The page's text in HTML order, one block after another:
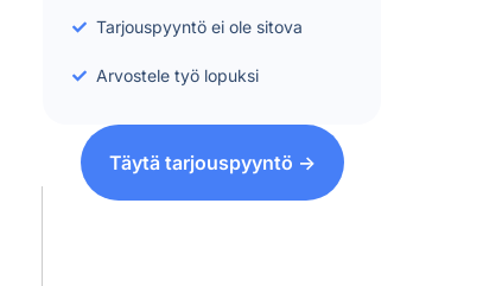
Tarjouspyyntö ei ole sitova
Arvostele työ lopuksi
Täytä tarjouspyyntö ->